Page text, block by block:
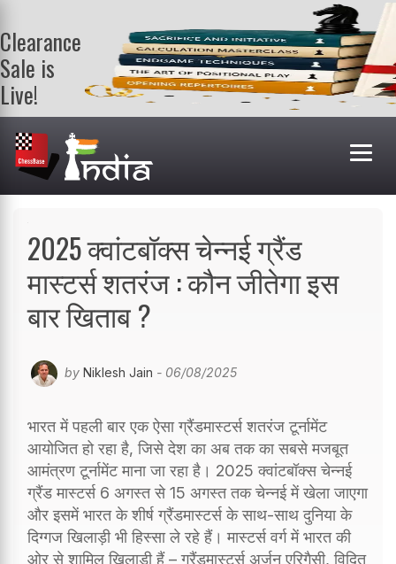
Clearance
Sale is
Live!
Get a FREE
book on
purchasing 2
or more
books. Valid
2025 क्वांटबॉक्स चेन्नई ग्रैंड
मास्टर्स शतरंज : कौन जीतेगा इस
बार खिताब ?
by Niklesh Jain - 06/08/2025
भारत में पहली बार एक ऐसा ग्रैंडमास्टर्स शतरंज टूर्नामेंट
आयोजित हो रहा है, जिसे देश का अब तक का सबसे मजबूत
आमंत्रण टूर्नामेंट माना जा रहा है। 2025 क्वांटबॉक्स चेन्नई
ग्रैंड मास्टर्स 6 अगस्त से 15 अगस्त तक चेन्नई में खेला जाएगा
और इसमें भारत के शीर्ष ग्रैंडमास्टर्स के साथ-साथ दुनिया के
दिग्गज खिलाड़ी भी हिस्सा ले रहे हैं। मास्टर्स वर्ग में भारत की
ओर से शामिल खिलाड़ी हैं – ग्रैंडमास्टर्स अर्जुन एरिगैसी, विदित